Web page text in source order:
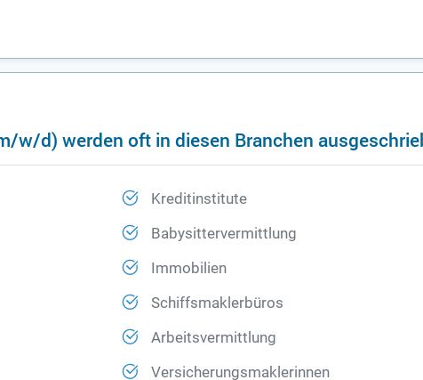
w/d) werden oft in diesen Branchen
Kreditinstitute
Babysittervermittlung
Immobilien
Schiffsmaklerbüros
Arbeitsvermittlung
Versicherungsmaklerinnen